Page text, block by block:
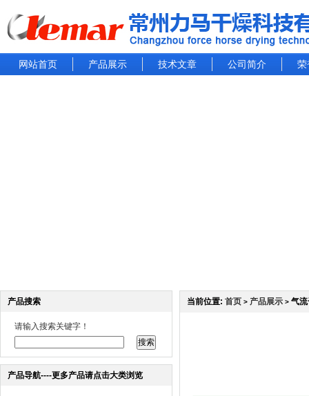
网站首页 产品展示 技术文章 公司简介 荣
产品搜索
请输入搜索关键字！
产品导航----更多产品请点击大类浏览
当前位置: 首页 > 产品展示 > 气